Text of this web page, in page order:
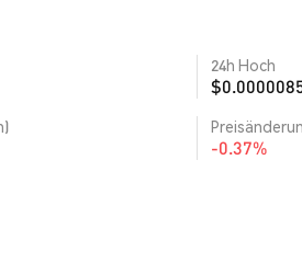
24h Hoch
-0.37%